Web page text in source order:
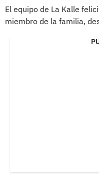
El equipo de La Kalle
miembro de la familia,